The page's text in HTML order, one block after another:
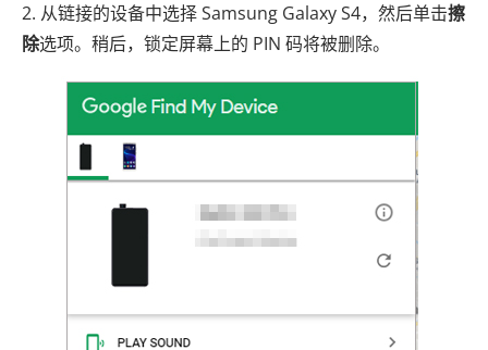
2. 从链接的设备中选择 Samsung Galaxy S4，然后单击擦
除选项。稍后，锁定屏幕上的 PIN 码将被删除。